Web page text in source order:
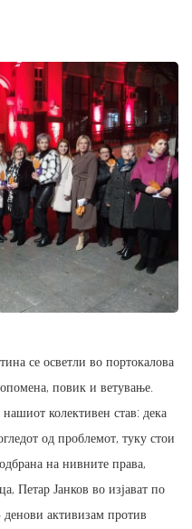
се осветли во портокалова
повик и ветување.
колективен став: дека
од проблемот, туку стои
на нивните права,
Петар Јанков во изјават по
активизам против